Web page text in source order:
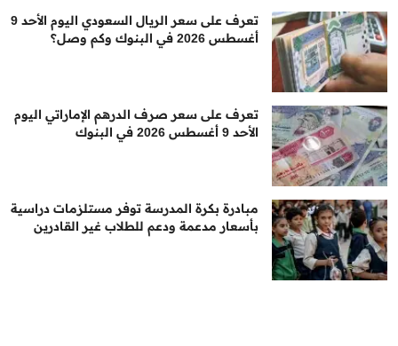
تعرف على سعر الريال السعودي اليوم الأحد 9
أغسطس 2026 في البنوك وكم وصل؟
تعرف على سعر صرف الدرهم الإماراتي اليوم
الأحد 9 أغسطس 2026 في البنوك
مبادرة بكرة المدرسة توفر مستلزمات دراسية
بأسعار مدعمة ودعم للطلاب غير القادرين